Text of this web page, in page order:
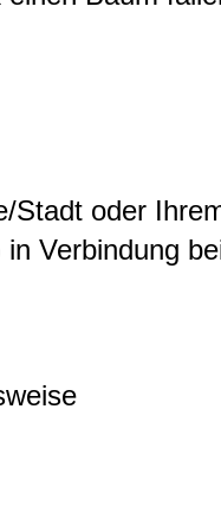
Stadt oder
Verbindung